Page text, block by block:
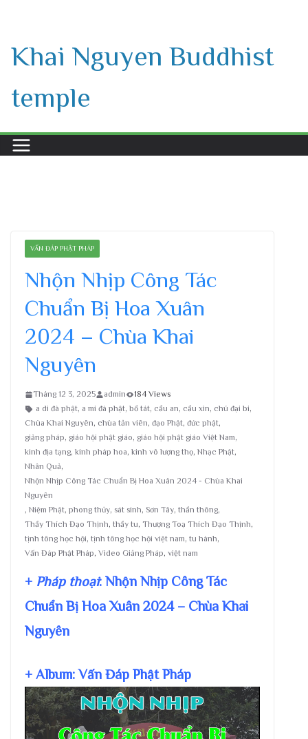
content
Khai Nguyen Buddhist
temple
VẤN ĐÁP PHẬT PHÁP
Nhộn Nhịp Công Tác
Chuẩn Bị Hoa Xuân
2024 – Chùa Khai
Nguyên
Tháng 12 3, 2025 admin
184 Views
a di đà phật, a mi đà phật, bồ tát, cầu an, cầu xin, chú đại bi,
Chùa Khai Nguyên, chùa tản viên, đạo Phật, đức phật,
giảng pháp, giáo hội phật giáo, giáo hội phật giáo Việt Nam,
kinh địa tạng, kinh pháp hoa, kinh vô lượng thọ, Nhạc Phật,
Nhân Quả,
Nhộn Nhịp Công Tác Chuẩn Bị Hoa Xuân 2024 - Chùa Khai
Nguyên
, Niệm Phật, phong thủy, sát sinh, Sơn Tây, thần thông,
Thầy Thích Đạo Thịnh, thầy tu, Thượng Toạ Thích Đạo Thịnh,
tịnh tông học hội, tịnh tông học hội việt nam, tu hành,
Vấn Đáp Phật Pháp, Video Giảng Pháp, việt nam
+ Pháp thoại: Nhộn Nhịp Công Tác
Chuẩn Bị Hoa Xuân 2024 – Chùa Khai
Nguyên
+ Album: Vấn Đáp Phật Pháp